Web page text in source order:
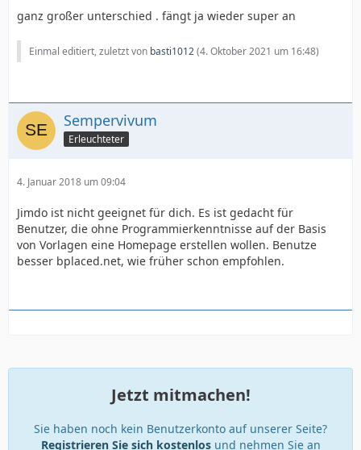
ganz großer unterschied . fängt ja wieder super an
Einmal editiert, zuletzt von basti1012(4. Oktober 2021 um 16:48)
Sempervivum
Erleuchteter
4. Januar 2018 um 09:04
Jimdo ist nicht geeignet für dich. Es ist gedacht für
Benutzer, die ohne Programmierkenntnisse auf der Basis
von Vorlagen eine Homepage erstellen wollen. Benutze
besser bplaced.net, wie früher schon empfohlen.
Jetzt mitmachen!
Sie haben noch kein Benutzerkonto auf unserer Seite?
Registrieren Sie sich kostenlosund nehmen Sie an